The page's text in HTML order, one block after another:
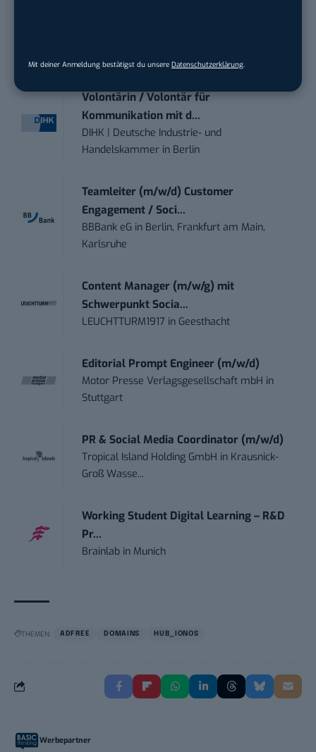
Mit deiner Anmeldung bestätigst du unsere Datenschutzerklärung
Volontärin / Volontär für
Kommunikation mit d...
DIHK | Deutsche Industrie- und
Handelskammer in Berlin
Teamleiter (m/w/d) Customer
Engagement / Soci...
BBBank eG in Berlin, Frankfurt am Main,
Karlsruhe
Content Manager (m/w/g) mit
Schwerpunkt Socia...
LEUCHTTURM1917 in Geesthacht
Editorial Prompt Engineer (m/w/d)
Motor Presse Verlagsgesellschaft mbH in
Stuttgart
PR & Social Media Coordinator (m/w/d)
Tropical Island Holding GmbH in Krausnick-
Groß Wasse...
Working Student Digital Learning – R&D
Pr...
Brainlab in Munich
THEMEN: ADFREE DOMAINS HUB_IONOS
Werbepartner